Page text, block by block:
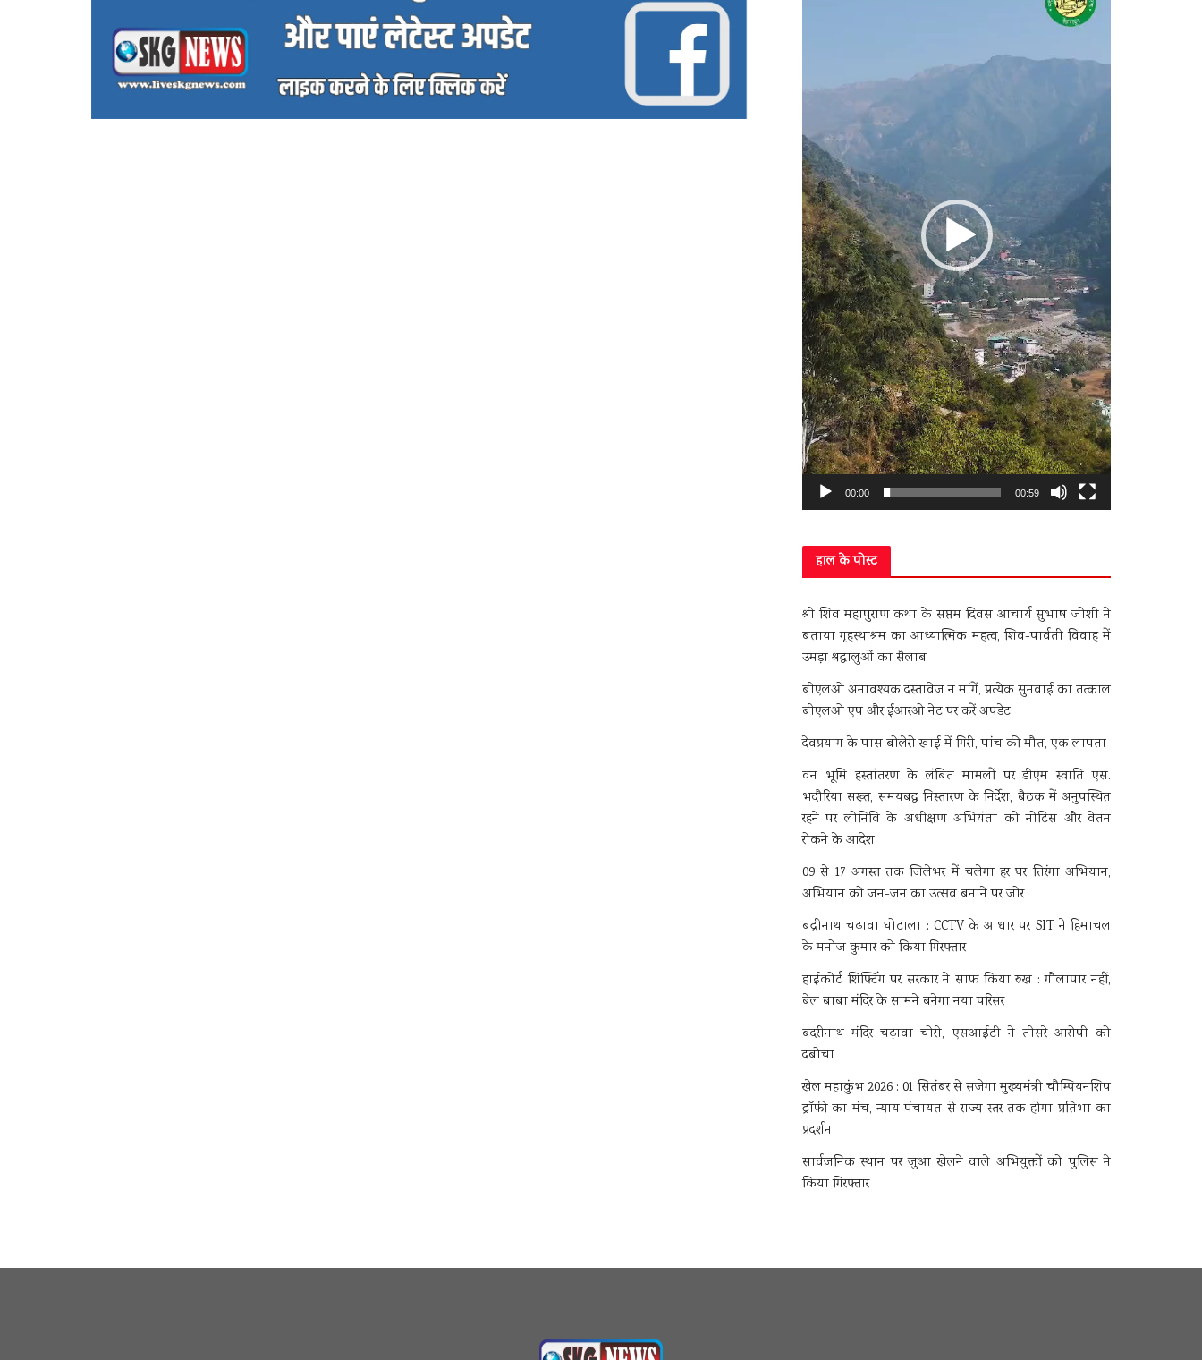
00:00 00:59
हाल के पोस्ट
श्री शिव महापुराण कथा के सप्तम दिवस आचार्य सुभाष जोशी ने
बताया गृहस्थाश्रम का आध्यात्मिक महत्व, शिव-पार्वती विवाह में
उमड़ा श्रद्धालुओं का सैलाब
बीएलओ अनावश्यक दस्तावेज न मांगें, प्रत्येक सुनवाई का तत्काल
बीएलओ एप और ईआरओ नेट पर करें अपडेट
देवप्रयाग के पास बोलेरो खाई में गिरी, पांच की मौत, एक लापता
वन भूमि हस्तांतरण के लंबित मामलों पर डीएम स्वाति एस.
भदौरिया सख्त, समयबद्ध निस्तारण के निर्देश, बैठक में अनुपस्थित
रहने पर लोनिवि के अधीक्षण अभियंता को नोटिस और वेतन
रोकने के आदेश
09 से 17 अगस्त तक जिलेभर में चलेगा हर घर तिरंगा अभियान,
अभियान को जन-जन का उत्सव बनाने पर जोर
बद्रीनाथ चढ़ावा घोटाला : CCTV के आधार पर SIT ने हिमाचल
के मनोज कुमार को किया गिरफ्तार
हाईकोर्ट शिफ्टिंग पर सरकार ने साफ किया रुख : गौलापार नहीं,
बेल बाबा मंदिर के सामने बनेगा नया परिसर
बदरीनाथ मंदिर चढ़ावा चोरी, एसआईटी ने तीसरे आरोपी को
दबोचा
खेल महाकुंभ 2026 : 01 सितंबर से सजेगा मुख्यमंत्री चौम्पियनशिप
ट्रॉफी का मंच, न्याय पंचायत से राज्य स्तर तक होगा प्रतिभा का
प्रदर्शन
सार्वजनिक स्थान पर जुआ खेलने वाले अभियुक्तों को पुलिस ने
किया गिरफ्तार